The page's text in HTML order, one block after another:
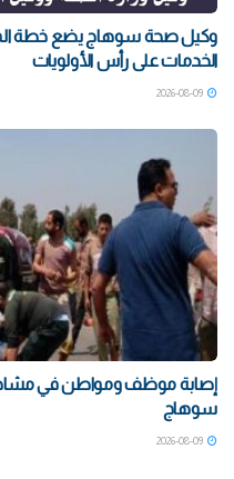
وكيل صحة سوهاج يضع خطة
الخدمات على رأس الأولويات
إصابة موظف ومواطن في مشاجرة
سوهاج